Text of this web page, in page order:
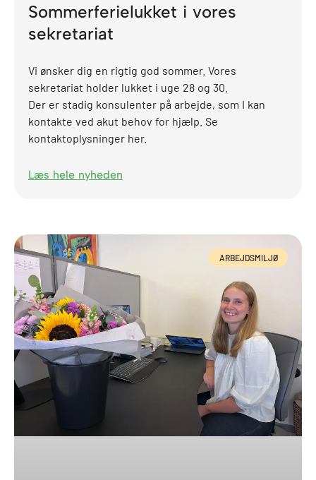
Sommerferielukket i vores
sekretariat
Vi ønsker dig en rigtig god sommer. Vores
sekretariat holder lukket i uge 28 og 30.
Der er stadig konsulenter på arbejde, som I kan
kontakte ved akut behov for hjælp. Se
kontaktoplysninger her.
Læs hele nyheden
ARBEJDSMILJØ